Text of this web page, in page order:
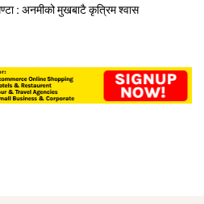
: अनमीको मुखबाटै कृत्रिम श्वास